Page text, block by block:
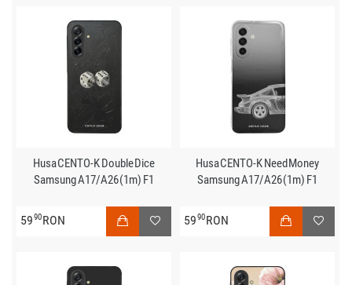
Husa CENTO-K Double Dice
Samsung A17/A26 (1m) F1
5990RON
Husa CENTO-K Need Money
Samsung A17/A26 (1m) F1
5990RON